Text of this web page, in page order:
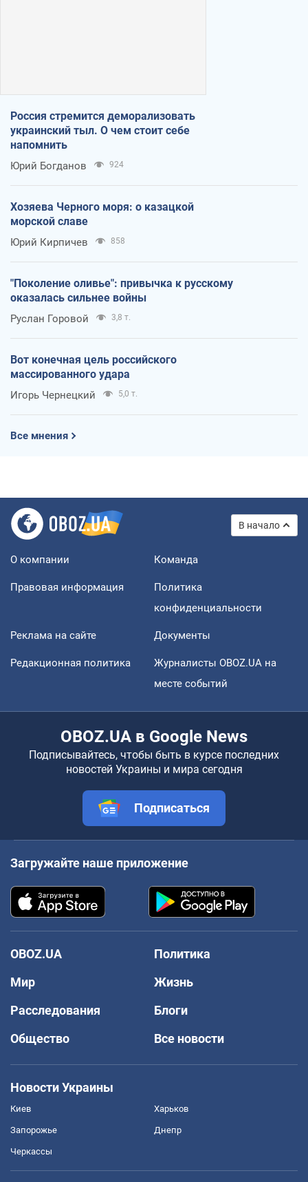
Россия стремится деморализовать
украинский тыл. О чем стоит себе
напомнить
Юрий Богданов 924
Хозяева Черного моря: о казацкой
морской славе
Юрий Кирпичев 858
"Поколение оливье": привычка к русскому
оказалась сильнее войны
Руслан Горовой 3,8 т.
Вот конечная цель российского
массированного удара
Игорь Чернецкий 5,0 т.
Все мнения
В начало
О компании Команда
Правовая информация
Политика
конфиденциальности
Реклама на сайте Документы
Редакционная политика
Журналисты OBOZ.UA на
месте событий
OBOZ.UA в Google News
Подписывайтесь, чтобы быть в курсе последних
новостей Украины и мира сегодня
Подписаться
Загружайте наше приложение
OBOZ.UA
Политика
Мир
Жизнь
Расследования
Блоги
Общество
Все новости
Новости Украины
Киев Харьков
Запорожье Днепр
Черкассы